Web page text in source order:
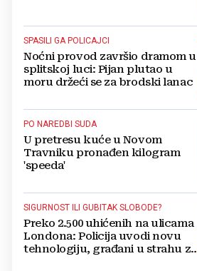
SPASILI GA POLICAJCI
Noćni provod završio dramom u
splitskoj luci: Pijan plutao u
moru držeći se za brodski lanac
PO NAREDBI SUDA
U pretresu kuće u Novom
Travniku pronađen kilogram
'speeda'
SIGURNOST ILI GUBITAK SLOBODE?
Preko 2.500 uhićenih na ulicama
Londona: Policija uvodi novu
tehnologiju, građani u strahu za